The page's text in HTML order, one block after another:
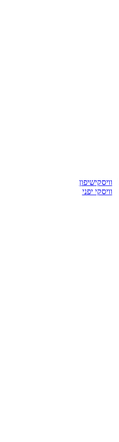
וויסקישיפון
וויסקי יפני